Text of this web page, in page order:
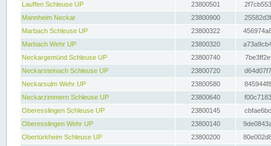
Lauffen Schleuse UP
23800501
Mannheim Neckar
23800900
Marbach Schleuse UP
23800322
Marbach Wehr UP
23800320
Neckargemünd Schleuse UP
23800740
Neckarsteinach Schleuse UP
23800720
Neckarsulm Wehr UP
23800580
Neckarzimmern Schleuse UP
23800640
Oberesslingen Schleuse UP
23800145
Oberesslingen Wehr UP
23800140
Obertürkheim Schleuse UP
23800200